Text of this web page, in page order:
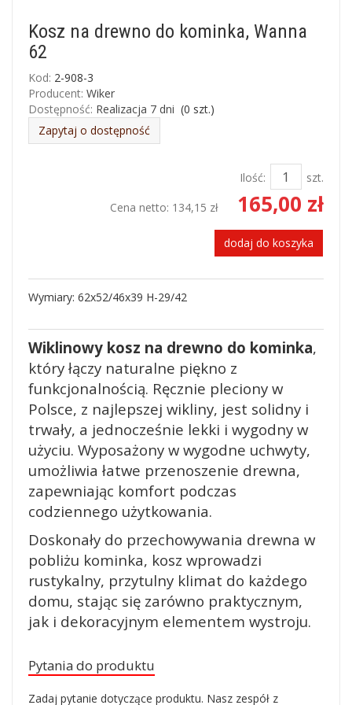
Kosz na drewno do kominka, Wanna
62
Kod: 2-908-3
Producent: Wiker
Dostępność: Realizacja 7 dni (0 szt.)
Zapytaj o dostępność
Ilość:
szt.
Cena netto: 134,15 zł 165,00 zł
dodaj do koszyka
Wymiary: 62x52/46x39 H-29/42
Wiklinowy kosz na drewno do kominka,
który łączy naturalne piękno z
funkcjonalnością. Ręcznie pleciony w
Polsce, z najlepszej wikliny, jest solidny i
trwały, a jednocześnie lekki i wygodny w
użyciu. Wyposażony w wygodne uchwyty,
umożliwia łatwe przenoszenie drewna,
zapewniając komfort podczas
codziennego użytkowania.
Doskonały do przechowywania drewna w
pobliżu kominka, kosz wprowadzi
rustykalny, przytulny klimat do każdego
domu, stając się zarówno praktycznym,
jak i dekoracyjnym elementem wystroju.
Pytania do produktu
Zadaj pytanie dotyczące produktu. Nasz zespół z